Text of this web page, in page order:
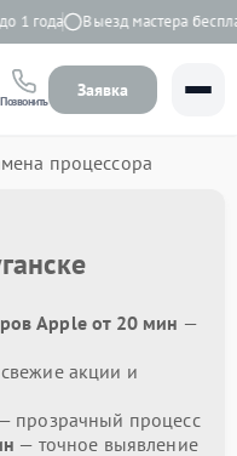
года Выезд мастера
Позвонить
Заявка
процессора
Apple от 20 мин —
акции и
— прозрачный процесс
— точное выявление